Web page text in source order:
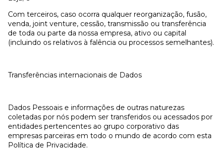
Com terceiros, caso ocorra qualquer reorganização, fusão,
venda, joint venture, cessão, transmissão ou transferência
de toda ou parte da nossa empresa, ativo ou capital
(incluindo os relativos à falência ou processos semelhantes).
Transferências internacionais de Dados
Dados Pessoais e informações de outras naturezas
coletadas por nós podem ser transferidos ou acessados por
entidades pertencentes ao grupo corporativo das
empresas parceiras em todo o mundo de acordo com esta
Política de Privacidade.